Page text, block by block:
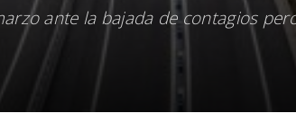
ante la bajada de contagios